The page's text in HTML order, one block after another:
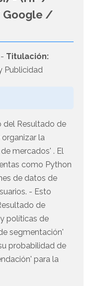
Google /
Titulación:
Publicidad
del Resultado de
organizar la
mercados' . El
como Python
de datos de
- Esto
de
políticas de
segmentación'
probabilidad de
para la